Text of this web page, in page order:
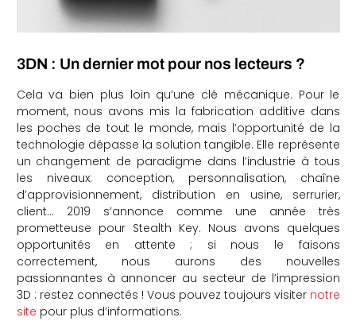
3DN : Un dernier mot pour nos lecteurs ?
Cela va bien plus loin qu’une clé mécanique. Pour le
moment, nous avons mis la fabrication additive dans
les poches de tout le monde, mais l’opportunité de la
technologie dépasse la solution tangible. Elle représente
un changement de paradigme dans l’industrie à tous
les niveaux: conception, personnalisation, chaîne
d’approvisionnement, distribution en usine, serrurier,
client… 2019 s’annonce comme une année très
prometteuse pour Stealth Key. Nous avons quelques
opportunités en attente ; si nous le faisons
correctement, nous aurons des nouvelles
passionnantes à annoncer au secteur de l’impression
3D : restez connectés ! Vous pouvez toujours visiter notre
site pour plus d’informations.